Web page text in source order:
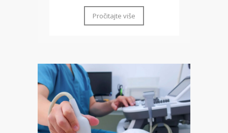
Pročitajte više